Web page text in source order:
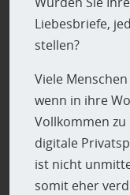
Liebesbriefe,
stellen?
Viele
wenn in ihre
Vollkommen zu
digitale
ist nicht
somit eher